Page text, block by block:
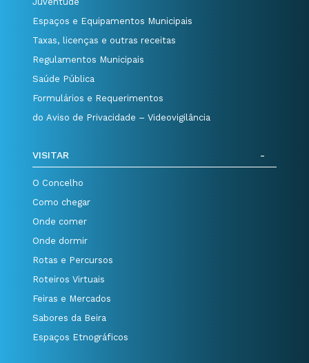
Espaços e Equipamentos Municipais
Taxas, licenças e outras receitas
Regulamentos Municipais
Saúde Pública
Formulários e Requerimentos
do Aviso de Privacidade – Videovigilância
VISITAR
O Concelho
Como chegar
Onde comer
Onde dormir
Rotas e Percursos
Roteiros Virtuais
Feiras e Mercados
Sabores da Beira
Espaços Etnográficos